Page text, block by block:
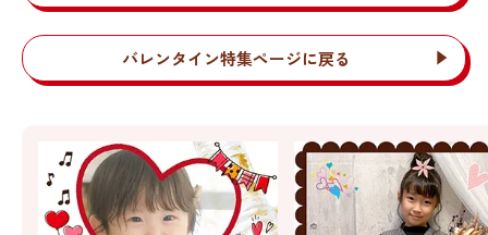
バレンタイン特集ページに戻る